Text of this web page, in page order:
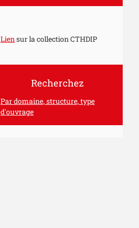
Lien sur la collection CTHDIP
Recherchez
Par domaine, structure, type
d'ouvrage